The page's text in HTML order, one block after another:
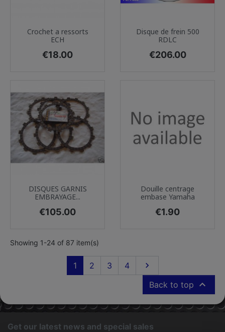
Crochet a ressorts
ECH
Price
€18.00
Disque de frein 500
RDLC
Price
€206.00
DISQUES GARNIS
EMBRAYAGE...
Price
€105.00
Douille centrage
embase Yamaha
Price
€1.90
Showing 1-24 of 87 item(s)
1 2 3 4 Next

Back to top 
Get our latest news and special sales